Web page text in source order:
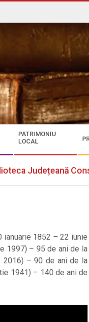
PATRIMONIU
LOCAL
Județeană
ianuarie 1852 – 22 iunie
1997) – 95 de ani de la
2016) – 90 de ani de la
1941) – 140 de ani de